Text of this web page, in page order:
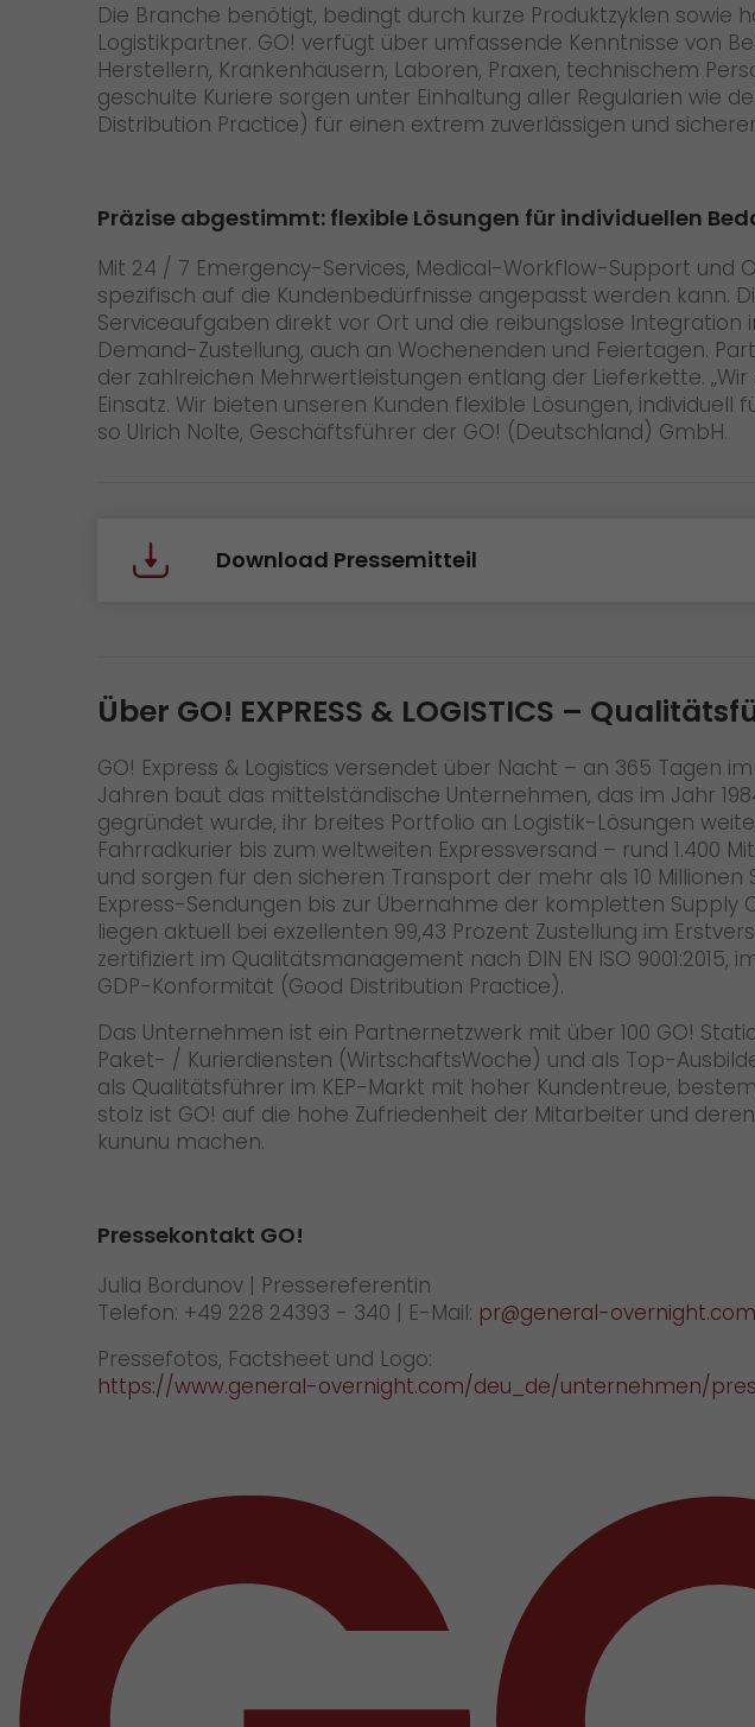
Die Branche benötigt, bedingt durch kurze Produktzyklen
Logistikpartner. GO! verfügt über umfassende Kenntnisse von
Herstellern, Krankenhäusern, Laboren, Praxen, technischem
geschulte Kuriere sorgen unter Einhaltung aller Regularien wie
Distribution Practice) für einen extrem zuverlässigen und
Präzise abgestimmt: flexible Lösungen für individuellen
Mit 24 / 7 Emergency-Services, Medical-Workflow-Support
spezifisch auf die Kundenbedürfnisse angepasst werden
Serviceaufgaben direkt vor Ort und die reibungslose
Demand-Zustellung, auch an Wochenenden und Feiertagen.
der zahlreichen Mehrwertleistungen entlang der Lieferkette.
Einsatz. Wir bieten unseren Kunden flexible Lösungen,
so Ulrich Nolte, Geschäftsführer der GO! (Deutschland) GmbH.
Download Pressemitteil
Über GO! EXPRESS & LOGISTICS –
GO! Express & Logistics versendet über Nacht – an 365 Tagen
Jahren baut das mittelständische Unternehmen, das im Jahr
gegründet wurde, ihr breites Portfolio an Logistik-Lösungen
Fahrradkurier bis zum weltweiten Expressversand – rund 1.400
und sorgen für den sicheren Transport der mehr als 10
Express-Sendungen bis zur Übernahme der kompletten
liegen aktuell bei exzellenten 99,43 Prozent Zustellung im
zertifiziert im Qualitätsmanagement nach DIN EN ISO 9001:2015,
GDP-Konformität (Good Distribution Practice).
Das Unternehmen ist ein Partnernetzwerk mit über 100 GO!
Paket- / Kurierdiensten (WirtschaftsWoche) und als Top-
als Qualitätsführer im KEP-Markt mit hoher Kundentreue,
stolz ist GO! auf die hohe Zufriedenheit der Mitarbeiter und
kununu machen.
Pressekontakt GO!
Julia Bordunov | Pressereferentin
Telefon: +49 228 24393 - 340 | E-Mail: pr@general-overnight.com
Pressefotos, Factsheet und Logo:
https://www.general-overnight.com/deu_de/unternehmen/